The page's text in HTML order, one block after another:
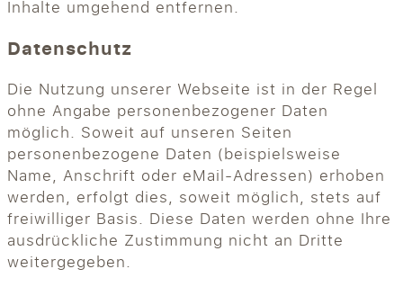
Inhalte umgehend entfernen.
Datenschutz
Die Nutzung unserer Webseite ist in der Regel
ohne Angabe personenbezogener Daten
möglich. Soweit auf unseren Seiten
personenbezogene Daten (beispielsweise
Name, Anschrift oder eMail-Adressen) erhoben
werden, erfolgt dies, soweit möglich, stets auf
freiwilliger Basis. Diese Daten werden ohne Ihre
ausdrückliche Zustimmung nicht an Dritte
weitergegeben.